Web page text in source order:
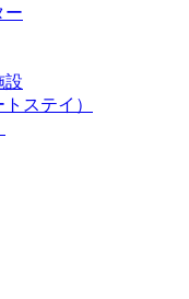
ー
設
ステイ）